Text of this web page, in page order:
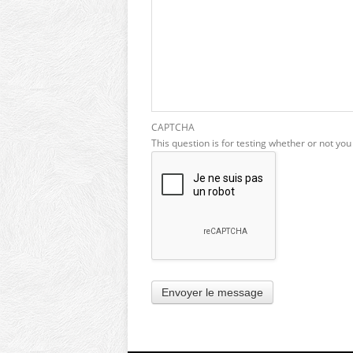
CAPTCHA
This question is for testing whether or not
Envoyer le message